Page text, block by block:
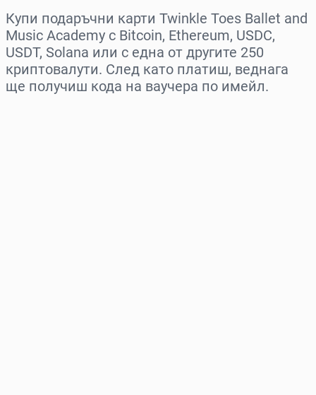
Купи подаръчни карти Twinkle Toes Ballet and
Music Academy с Bitcoin, Ethereum, USDC,
USDT, Solana или с една от другите 250
криптовалути. След като платиш, веднага
ще получиш кода на ваучера по имейл.